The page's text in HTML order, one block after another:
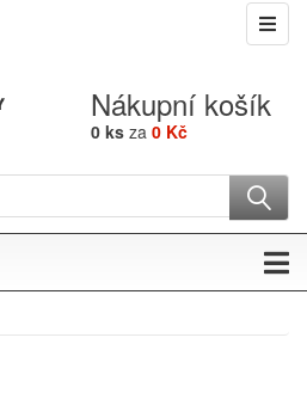
Nákupní košík
0 ks za 0 Kč